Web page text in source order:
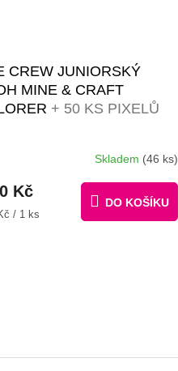
CREW JUNIORSKÝ
MINE & CRAFT
+ 50 KS PIXELŮ
Skladem (46 ks)
Kč
/ 1 ks
DO KOŠÍKU